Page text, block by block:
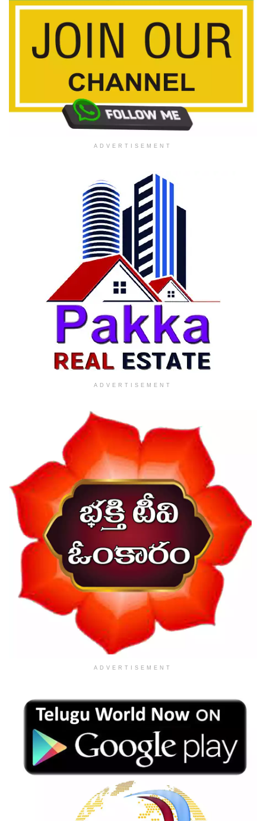
ADVERTISEMENT
ADVERTISEMENT
ADVERTISEMENT